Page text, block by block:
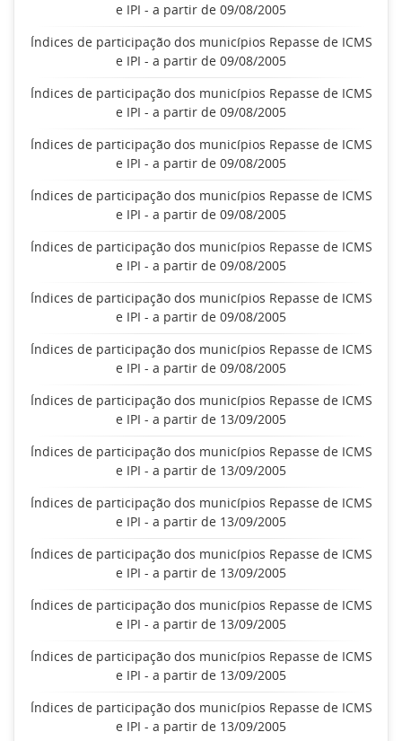
e IPI - a partir de 09/08/2005
Índices de participação dos municípios Repasse de ICMS
e IPI - a partir de 09/08/2005
Índices de participação dos municípios Repasse de ICMS
e IPI - a partir de 09/08/2005
Índices de participação dos municípios Repasse de ICMS
e IPI - a partir de 09/08/2005
Índices de participação dos municípios Repasse de ICMS
e IPI - a partir de 09/08/2005
Índices de participação dos municípios Repasse de ICMS
e IPI - a partir de 09/08/2005
Índices de participação dos municípios Repasse de ICMS
e IPI - a partir de 09/08/2005
Índices de participação dos municípios Repasse de ICMS
e IPI - a partir de 09/08/2005
Índices de participação dos municípios Repasse de ICMS
e IPI - a partir de 13/09/2005
Índices de participação dos municípios Repasse de ICMS
e IPI - a partir de 13/09/2005
Índices de participação dos municípios Repasse de ICMS
e IPI - a partir de 13/09/2005
Índices de participação dos municípios Repasse de ICMS
e IPI - a partir de 13/09/2005
Índices de participação dos municípios Repasse de ICMS
e IPI - a partir de 13/09/2005
Índices de participação dos municípios Repasse de ICMS
e IPI - a partir de 13/09/2005
Índices de participação dos municípios Repasse de ICMS
e IPI - a partir de 13/09/2005